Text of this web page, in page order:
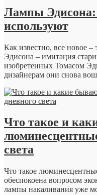
Лампы Эдисона:
используют
Как известно, все новое
Эдисона – имитация
изобретенных Томасом
дизайнерам они снова
Что такое и
света
Что такое
обеспокоена вопросом
лампы накаливания уже